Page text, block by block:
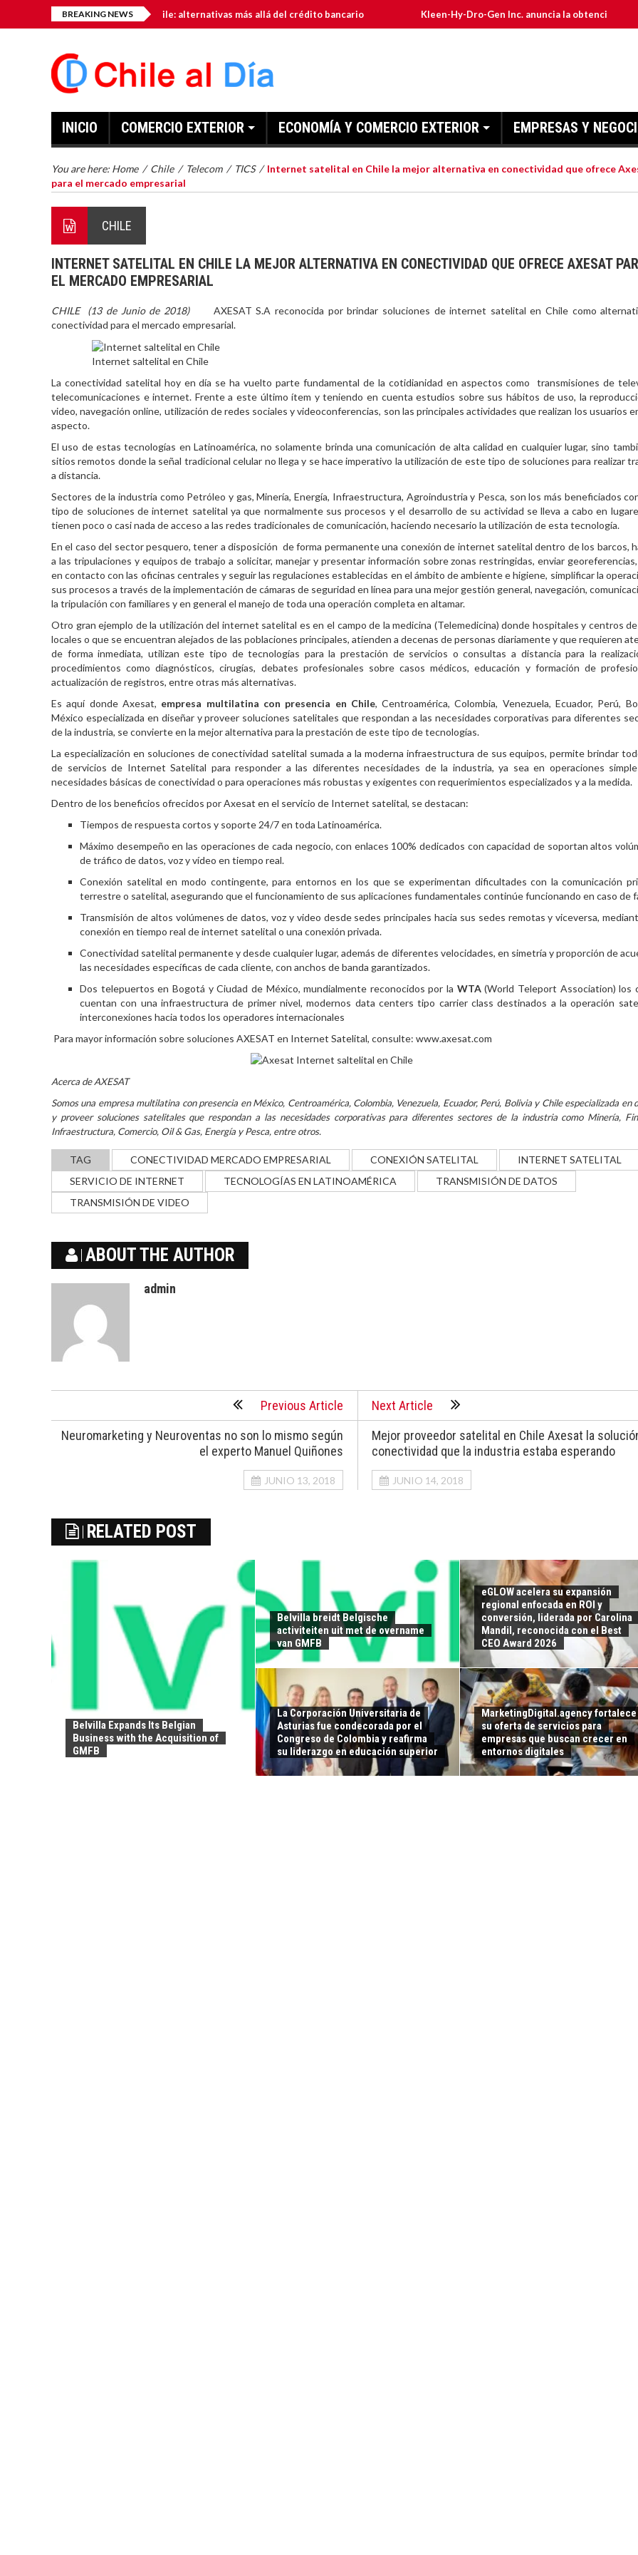
BREAKING NEWS
para pymes en Chile: alternativas más allá del crédito bancario Kleen-Hy-Dro-Gen Inc. anuncia la obtención de las
INICIO COMERCIO EXTERIOR ECONOMÍA Y COMERCIO EXTERIOR EMPRESAS Y
You are here: Home / Chile / Telecom / TICS / Internet satelital en Chile la mejor alternativa en conectividad que ofrece
para el mercado empresarial
CHILE
INTERNET SATELITAL EN CHILE LA MEJOR ALTERNATIVA EN CONECTIVIDAD QUE OFRECE AXESAT
EL MERCADO EMPRESARIAL
CHILE (13 de Junio de 2018) AXESAT S.A reconocida por brindar soluciones deinternet satelital en Chile como
conectividad para el mercado empresarial.
Internet saltelital en Chile
La conectividad satelital hoy en día se ha vuelto parte fundamental de la cotidianidad en aspectos como transmisiones de
telecomunicaciones e internet. Frente a este último ítem y teniendo en cuenta estudios sobre sus hábitos de uso, la
video, navegación online, utilización de redes sociales y videoconferencias, son las principales actividades que realizan los usuarios
aspecto.
El uso de estas tecnologías en Latinoamérica, no solamente brinda una comunicación de alta calidad en cualquier lugar, sino
sitios remotos donde la señal tradicional celular no llega y se hace imperativo la utilización de este tipo de soluciones para realizar
a distancia.
Sectores de la industria como Petróleo y gas, Minería, Energía, Infraestructura, Agroindustria y Pesca, son los más beneficiados
tipo de soluciones de internet satelital ya que normalmente sus procesos y el desarrollo de su actividad se lleva a cabo en
tienen poco o casi nada de acceso a las redes tradicionales de comunicación, haciendo necesario la utilización de esta tecnología.
En el caso del sector pesquero, tener a disposición de forma permanente una conexión de internet satelital dentro de los barcos,
a las tripulaciones y equipos de trabajo a solicitar, manejar y presentar información sobre zonas restringidas, enviar
en contacto con las oficinas centrales y seguir las regulaciones establecidas en el ámbito de ambiente e higiene, simplificar la
sus procesos a través de la implementación de cámaras de seguridad en línea para una mejor gestión general, navegación,
la tripulación con familiares y en general el manejo de toda una operación completa en altamar.
Otro gran ejemplo de la utilización del internet satelital es en el campo de la medicina (Telemedicina) donde hospitales y centros
locales o que se encuentran alejados de las poblaciones principales, atienden a decenas de personas diariamente y que requieren
de forma inmediata, utilizan este tipo de tecnologías para la prestación de servicios o consultas a distancia para la
procedimientos como diagnósticos, cirugías, debates profesionales sobre casos médicos, educación y formación de
actualización de registros, entre otras más alternativas.
Es aquí donde Axesat, empresa multilatina con presencia en Chile, Centroamérica, Colombia, Venezuela, Ecuador, Perú,
México especializada en diseñar y proveer soluciones satelitales que respondan a las necesidades corporativas para diferentes
de la industria, se convierte en la mejor alternativa para la prestación de este tipo de tecnologías.
La especialización en soluciones de conectividad satelital sumada a la moderna infraestructura de sus equipos, permite brindar
de servicios de Internet Satelital para responder a las diferentes necesidades de la industria, ya sea en operaciones
necesidades básicas de conectividad o para operaciones más robustas y exigentes con requerimientos especializados y a la medida.
Dentro de los beneficios ofrecidos por Axesat en el servicio de Internet satelital, se destacan:
Tiempos de respuesta cortos y soporte 24/7 en toda Latinoamérica.
Máximo desempeño en las operaciones de cada negocio, con enlaces 100% dedicados con capacidad de soportan altos
de tráfico de datos, voz y vídeo en tiempo real.
Conexión satelital en modo contingente, para entornos en los que se experimentan dificultades con la comunicación
terrestre o satelital, asegurando que el funcionamiento de sus aplicaciones fundamentales continúe funcionando en caso de
Transmisión de altos volúmenes de datos, voz y video desde sedes principales hacia sus sedes remotas y viceversa,
conexión en tiempo real de internet satelital o una conexión privada.
Conectividad satelital permanente y desde cualquier lugar, además de diferentes velocidades, en simetría y proporción de
las necesidades específicas de cada cliente, con anchos de banda garantizados.
Dos telepuertos en Bogotá y Ciudad de México, mundialmente reconocidos por la WTA(World Teleport Association) los
cuentan con una infraestructura de primer nivel, modernos data centers tipo carrier class destinados a la operación
interconexiones hacia todos los operadores internacionales
Para mayor información sobre soluciones AXESAT en Internet Satelital, consulte: www.axesat.com
Acerca de AXESAT
Somos una empresa multilatina con presencia en México, Centroamérica, Colombia, Venezuela, Ecuador, Perú, Bolivia y Chile especializada en
y proveer soluciones satelitales que respondan a las necesidades corporativas para diferentes sectores de la industria como Minería,
Infraestructura, Comercio, Oil & Gas, Energía y Pesca, entre otros.
TAG CONECTIVIDAD MERCADO EMPRESARIAL CONEXIÓN SATELITAL
INTERNET SATELITAL
SERVICIO DE INTERNET
TECNOLOGÍAS EN LATINOAMÉRICA
TRANSMISIÓN DE DATOS
TRANSMISIÓN DE VIDEO
ABOUT THE AUTHOR
admin
Previous Article
Neuromarketing y Neuroventas no son lo mismo según
el experto Manuel Quiñones
JUNIO 13, 2018
Next Article
Mejor proveedor satelital en Chile Axesat la
conectividad que la industria estaba esperando
JUNIO 14, 2018
RELATED POST
Belvilla Expands Its Belgian
Business with the Acquisition of
GMFB
Belvilla breidt Belgische
activiteiten uit met de overname
van GMFB
eGLOW acelera su expansión
regional enfocada en ROI y
conversión, liderada por Carolina
Mandil, reconocida con el Best
CEO Award 2026
La Corporación Universitaria de
Asturias fue condecorada por el
Congreso de Colombia y reafirma
su liderazgo en educación superior
MarketingDigital.agency fortalece
su oferta de servicios para
empresas que buscan crecer en
entornos digitales